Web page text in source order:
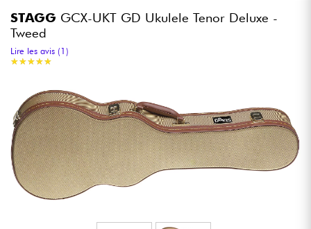
Synthés & Sampleurs
Home Studio
Casques
STAGG GCX-UKT GD Ukulele Tenor Deluxe -
Tweed
★★★★★
★★★★★
Lire les avis (1)